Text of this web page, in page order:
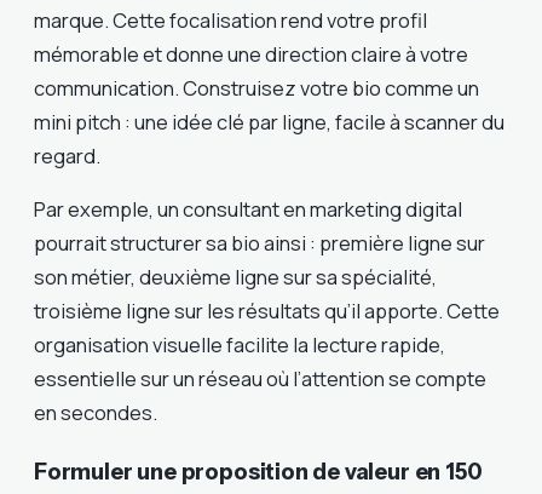
marque. Cette focalisation rend votre profil
mémorable et donne une direction claire à votre
communication. Construisez votre bio comme un
mini pitch : une idée clé par ligne, facile à scanner du
regard.
Par exemple, un consultant en marketing digital
pourrait structurer sa bio ainsi : première ligne sur
son métier, deuxième ligne sur sa spécialité,
troisième ligne sur les résultats qu’il apporte. Cette
organisation visuelle facilite la lecture rapide,
essentielle sur un réseau où l’attention se compte
en secondes.
Formuler une proposition de valeur en 150